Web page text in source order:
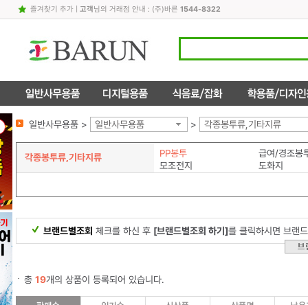
즐겨찾기 추가| 고객님의 거래점 안내 : (주)바른 1544-8322
일반사무용품 > 일반사무용품 > 각종봉투류,기타지류
각종봉투류,기타지류 PP봉투
급여/경조봉
모조전지
도화지
브랜드별조회 체크를 하신 후 [브랜드별조회 하기]를 클릭하시면 브랜
총 19개의 상품이 등록되어 있습니다.